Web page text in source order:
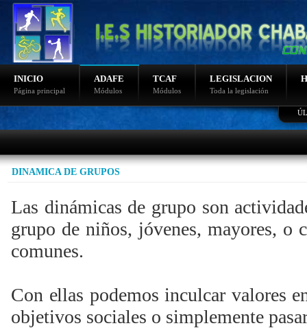
INICIO
Página principal
ADAFE
Módulos
TCAF
Módulos
LEGISLACION
Toda la legislación
Video de nudos
Fotos sierra nevada 2014
DINAMICA DE GRUPOS
Las dinámicas de grupo son
grupo de niños, jóvenes, mayores, o
comunes.
Con ellas podemos inculcar valores
objetivos sociales o simplemente